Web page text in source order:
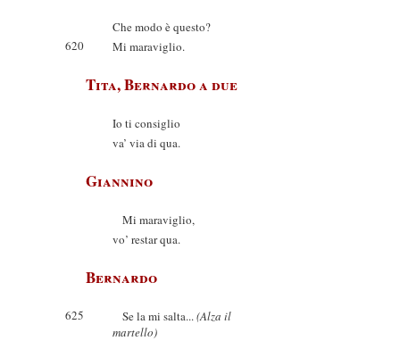
Che modo è questo?
620
Mi maraviglio.
Tita, Bernardo a due
Io ti consiglio
va’ via di qua.
Giannino
Mi maraviglio,
vo’ restar qua.
Bernardo
625 Se la mi salta...(Alza il
martello)